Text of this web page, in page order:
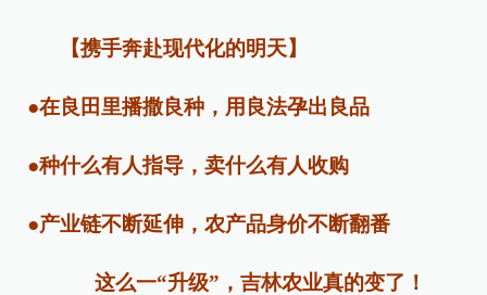
【携手奔赴现代化的明天】
●在良田里播撒良种，用良法孕出良品
●种什么有人指导，卖什么有人收购
●产业链不断延伸，农产品身价不断翻番
这么一“升级”，吉林农业真的变了！